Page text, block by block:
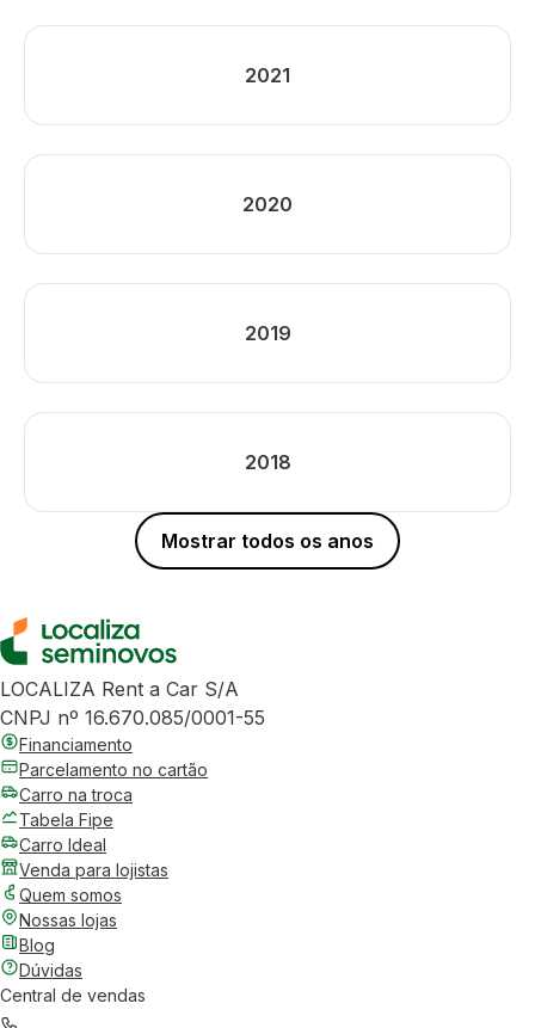
2021
2020
2019
2018
Mostrar todos os anos
LOCALIZA Rent a Car S/A
CNPJ nº 16.670.085/0001-55
Financiamento
Parcelamento no cartão
Carro na troca
Tabela Fipe
Carro Ideal
Venda para lojistas
Quem somos
Nossas lojas
Blog
Dúvidas
Central de vendas